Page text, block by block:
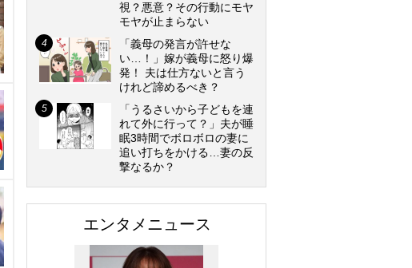
視？悪意？その行動にモヤ
モヤが止まらない
「義母の発言が許せな
い…！」嫁が義母に怒り爆
発！ 夫は仕方ないと言う
けれど諦めるべき？
「うるさいから子どもを連
れて外に行って？」夫が睡
眠3時間でボロボロの妻に
追い打ちをかける…妻の反
撃なるか？
エンタメニュース